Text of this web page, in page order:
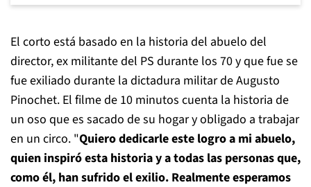
El corto está basado en la historia del abuelo del
director, ex militante del PS durante los 70 y que fue se
fue exiliado durante la dictadura militar de Augusto
Pinochet. El filme de 10 minutos cuenta la historia de
un oso que es sacado de su hogar y obligado a trabajar
en un circo. "Quiero dedicarle este logro a mi abuelo,
quien inspiró esta historia y a todas las personas que,
como él, han sufrido el exilio. Realmente esperamos